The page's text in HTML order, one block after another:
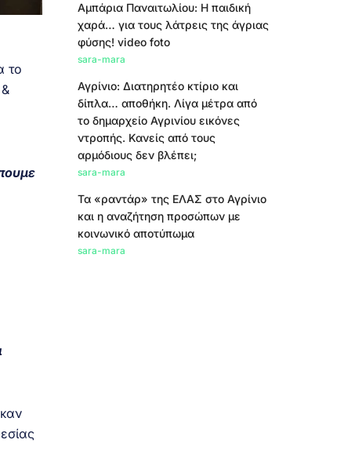
το
Αμπάρια Παναιτωλίου: Η παιδική
χαρά… για τους λάτρεις της άγριας
φύσης! video foto
sara-mara
Αγρίνιο: Διατηρητέο κτίριο και
δίπλα… αποθήκη. Λίγα μέτρα από
το δημαρχείο Αγρινίου εικόνες
ντροπής. Κανείς από τους
αρμόδιους δεν βλέπει;
sara-mara
Τα «ραντάρ» της ΕΛΑΣ στο Αγρίνιο
και η αναζήτηση προσώπων με
κοινωνικό αποτύπωμα
sara-mara